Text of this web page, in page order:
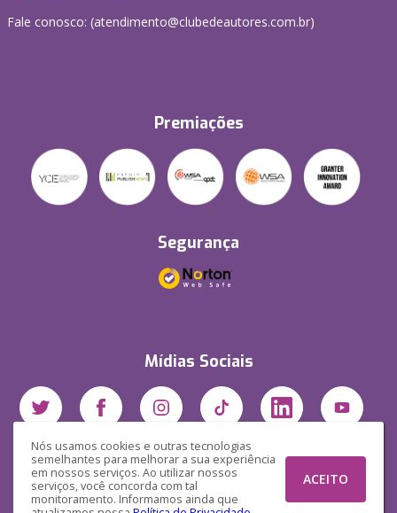
Nós usamos cookies e outras tecnologias
semelhantes para melhorar a sua experiência
em nossos serviços. Ao utilizar nossos
serviços, você concorda com tal
monitoramento. Informamos ainda que
ACEITO
Fale conosco: (atendimento@clubedeautores.com.br)
Premiações
Segurança
Mídias Sociais